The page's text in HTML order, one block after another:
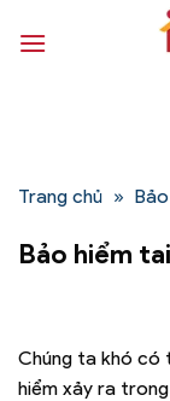
qua
Trang chủ »
Bảo hiểm
Chúng ta khó có
hiểm xảy ra